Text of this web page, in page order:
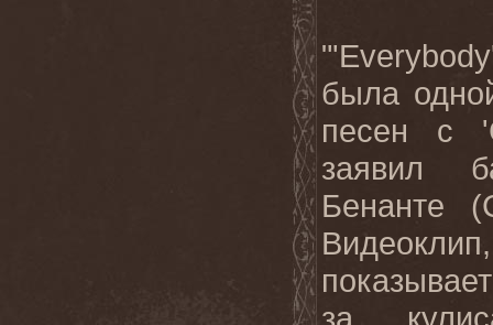
"'Everybody
была
песен с '
заявил
Бенанте (